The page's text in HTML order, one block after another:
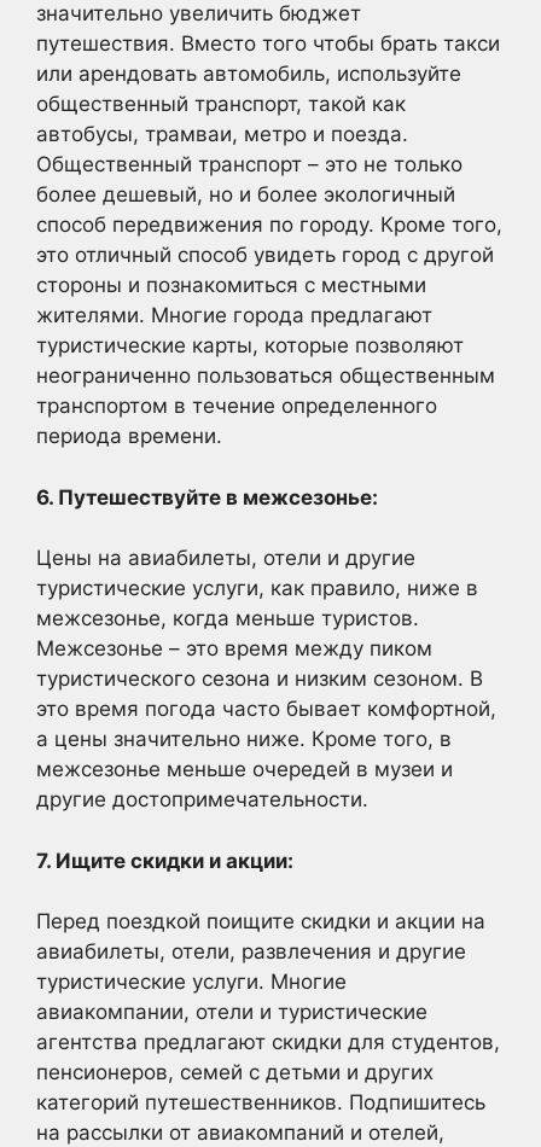
значительно увеличить бюджет
путешествия. Вместо того чтобы брать такси
или арендовать автомобиль, используйте
общественный транспорт, такой как
автобусы, трамваи, метро и поезда.
Общественный транспорт – это не только
более дешевый, но и более экологичный
способ передвижения по городу. Кроме того,
это отличный способ увидеть город с другой
стороны и познакомиться с местными
жителями. Многие города предлагают
туристические карты, которые позволяют
неограниченно пользоваться общественным
транспортом в течение определенного
периода времени.
6. Путешествуйте в межсезонье:
Цены на авиабилеты, отели и другие
туристические услуги, как правило, ниже в
межсезонье, когда меньше туристов.
Межсезонье – это время между пиком
туристического сезона и низким сезоном. В
это время погода часто бывает комфортной,
а цены значительно ниже. Кроме того, в
межсезонье меньше очередей в музеи и
другие достопримечательности.
7. Ищите скидки и акции:
Перед поездкой поищите скидки и акции на
авиабилеты, отели, развлечения и другие
туристические услуги. Многие
авиакомпании, отели и туристические
агентства предлагают скидки для студентов,
пенсионеров, семей с детьми и других
категорий путешественников. Подпишитесь
на рассылки от авиакомпаний и отелей,